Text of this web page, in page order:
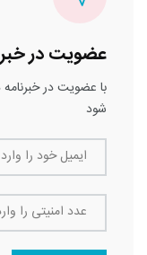
عضویت در
با عضویت در
شود
ایمیل خود را
عدد امنیتی را